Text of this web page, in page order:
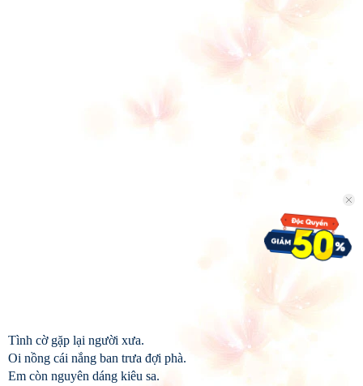
Tình cờ gặp lại người xưa.
Oi nồng cái nắng ban trưa đợi phà.
Em còn nguyên dáng kiêu sa.